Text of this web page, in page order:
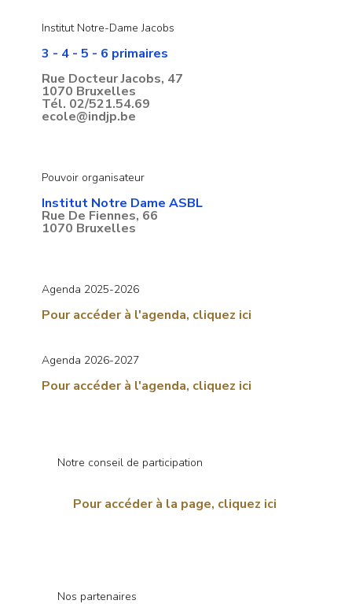
Institut Notre-Dame Jacobs
3 - 4 - 5 - 6 primaires
Rue Docteur Jacobs, 47
1070 Bruxelles
Tél. 02/521.54.69
ecole@indjp.be
Pouvoir organisateur
Institut Notre Dame ASBL
Rue De Fiennes, 66
1070 Bruxelles
Agenda 2025-2026
Pour accéder à l'agenda, cliquez ici
Agenda 2026-2027
Pour accéder à l'agenda, cliquez ici
Notre conseil de participation
Pour accéder à la page, cliquez ici
Nos partenaires